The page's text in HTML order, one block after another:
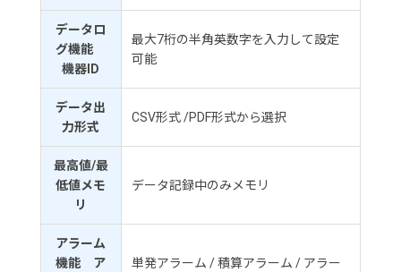
データロ
グ機能
機器ID
最大7桁の半角英数字を入力して設定
可能
データ出
力形式
CSV形式 /PDF形式から選択
最高値/最
低値メモ
リ
データ記録中のみメモリ
アラーム
機能 ア
単発アラーム / 積算アラーム / アラー